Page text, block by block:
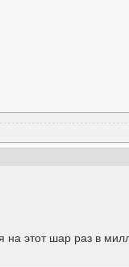
этот шар раз в